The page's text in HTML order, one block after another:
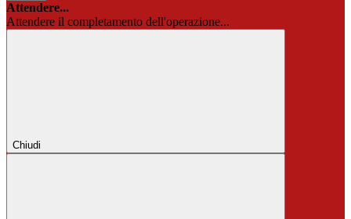
Attendere...
Attendere il completamento dell'operazione...
Chiudi